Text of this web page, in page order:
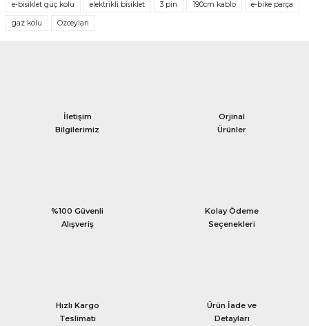
e-bisiklet güç kolu
elektrikli bisiklet 3 pin 190cm kablo e-bike parça
gaz kolu Özceylan
İletişim
Bilgilerimiz
Orjinal
Ürünler
%100 Güvenli
Alışveriş
Kolay Ödeme
Seçenekleri
Hızlı Kargo
Teslimatı
Ürün İade ve
Detayları